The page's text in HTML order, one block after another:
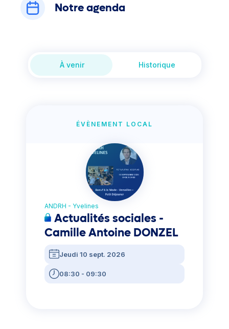
Notre agenda
À venir Historique
ÉVÈNEMENT LOCAL
ANDRH - Yvelines
Actualités sociales -
Camille Antoine DONZEL
Jeudi 10 sept. 2026
08:30 - 09:30